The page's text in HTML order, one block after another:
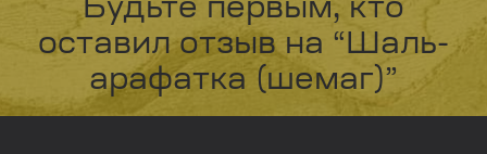
Будьте первым, кто
оставил отзыв на “Шаль-
арафатка (шемаг)”